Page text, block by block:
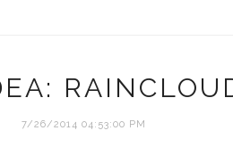
7/26/2014 04:53:00 PM